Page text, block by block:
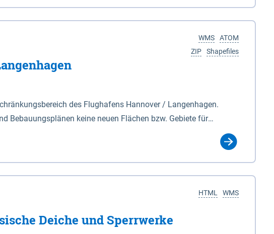
Schnackenburg im Osten und Hohnstorf (Elbe) im Westen
Das Biosphärenreservat umfasst Teile der Landkreise
ATOM
WMS
Shapefiles
ZIP
des Flughafens Hannover / Langenhagen.
Bebauungsplänen keine neuen Flächen bzw. Gebiete für
WMS
HTML
Deiche und Sperrwerke